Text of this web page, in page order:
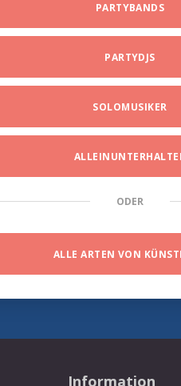
PARTYBANDS
PARTYDJS
SOLOMUSIKER
ODER
ALLE ARTEN VON
Information